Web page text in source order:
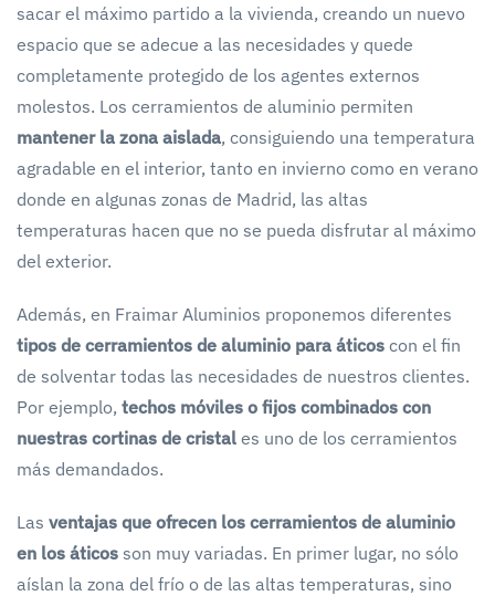
sacar el máximo partido a la vivienda, creando un nuevo
espacio que se adecue a las necesidades y quede
completamente protegido de los agentes externos
molestos. Los cerramientos de aluminio permiten
mantener la zona aislada, consiguiendo una temperatura
agradable en el interior, tanto en invierno como en verano
donde en algunas zonas de Madrid, las altas
temperaturas hacen que no se pueda disfrutar al máximo
del exterior.
Además, en Fraimar Aluminios proponemos diferentes
tipos de cerramientos de aluminio para áticos con el fin
de solventar todas las necesidades de nuestros clientes.
Por ejemplo, techos móviles o fijos combinados con
nuestras cortinas de cristal es uno de los cerramientos
más demandados.
Las ventajas que ofrecen los cerramientos de aluminio
en los áticos son muy variadas. En primer lugar, no sólo
aíslan la zona del frío o de las altas temperaturas, sino